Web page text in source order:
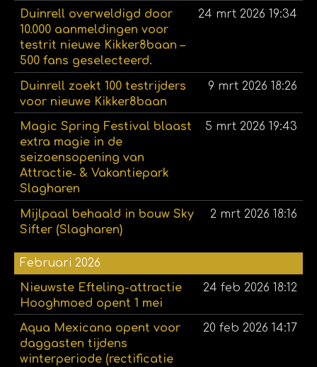
Duinrell overweldigd door
10.000 aanmeldingen voor
testrit nieuwe Kikker8baan –
500 fans geselecteerd.
24 mrt 2026 19:34
Duinrell zoekt 100 testrijders
voor nieuwe Kikker8baan
9 mrt 2026 18:26
Magic Spring Festival blaast
extra magie in de
seizoensopening van
Attractie‑ & Vakantiepark
Slagharen
5 mrt 2026 19:43
Mijlpaal behaald in bouw Sky
Sifter (Slagharen)
2 mrt 2026 18:16
Februari 2026
Nieuwste Efteling-attractie
Hooghmoed opent 1 mei
24 feb 2026 18:12
Aqua Mexicana opent voor
daggasten tijdens
winterperiode (rectificatie
20 feb 2026 14:17